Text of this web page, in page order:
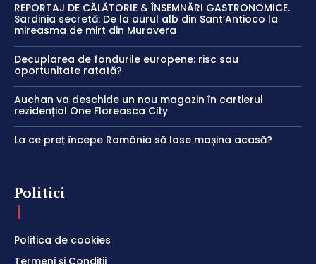
REPORTAJ DE CĂLĂTORIE & ÎNSEMNĂRI GASTRONOMICE.
Sardinia secretă: De la aurul alb din Sant’Antioco la
mireasma de mirt din Muravera
Decuplarea de fondurile europene: risc sau
oportunitate ratată?
Auchan va deschide un nou magazin în cartierul
rezidențial One Floreasca City
La ce preț începe România să lase mașina acasă?
Politici
Politica de cookies